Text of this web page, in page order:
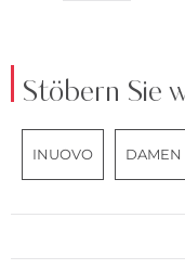
Stöbern Sie
INUOVO DAMEN